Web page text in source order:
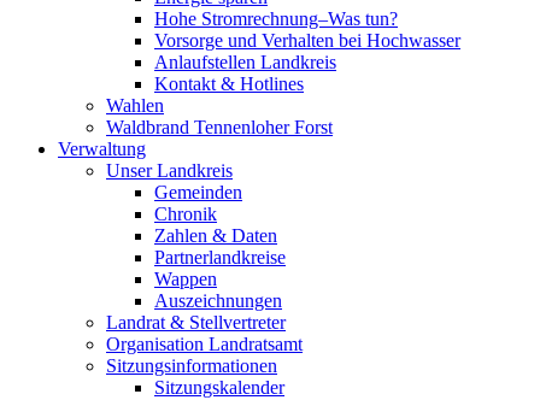
Hohe Stromrechnung–Was tun?
Vorsorge und Verhalten bei Hochwasser
Anlaufstellen Landkreis
Kontakt & Hotlines
Wahlen
Waldbrand Tennenloher Forst
Verwaltung
Unser Landkreis
Gemeinden
Chronik
Zahlen & Daten
Partnerlandkreise
Wappen
Auszeichnungen
Landrat & Stellvertreter
Organisation Landratsamt
Sitzungsinformationen
Sitzungskalender